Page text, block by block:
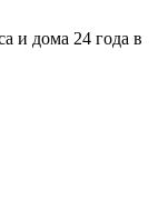
и дома 24 года в